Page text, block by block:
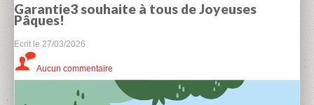
Garantie3 souhaite à tous de Joyeuses
Pâques!
Ecrit le 27/03/2026
Aucun commentaire